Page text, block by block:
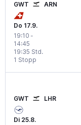
GWT ARN
Do 17.9.
19:10 -
14:45
1 Stopp
19:35 Std.
GWT LHR
Di 25.8.